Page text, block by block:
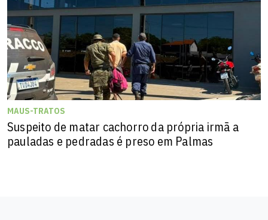
MAUS-TRATOS
Suspeito de matar cachorro da própria irmã a
pauladas e pedradas é preso em Palmas